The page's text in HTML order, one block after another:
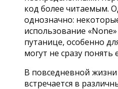
код более читаемым.
однозначно:
использование
путанице, особенно
могут не сразу понять
В повседневной
встречается в